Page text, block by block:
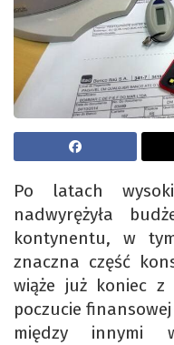
Po latach
nadwyrężyła
kontynentu, w
znaczna część
wiąże już koniec z
poczucie
między innymi